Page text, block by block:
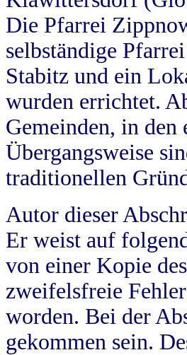
Die Pfarrei
selbständige
Stabitz und ein
wurden errichtet.
Gemeinden, in den
Übergangsweise
traditionellen
Autor dieser
Er weist auf
von einer Kopie
zweifelsfreie
worden. Bei der
gekommen sein.